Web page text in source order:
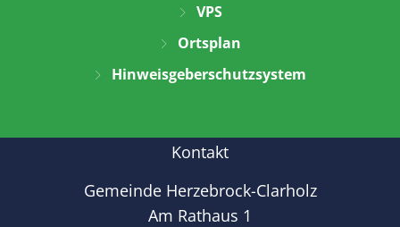
VPS
Ortsplan
Hinweisgeberschutzsystem
Kontakt
Gemeinde Herzebrock-Clarholz
Am Rathaus 1